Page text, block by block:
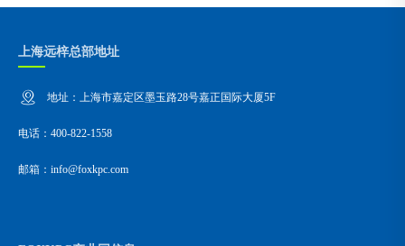
上海远梓总部地址
地址：上海市嘉定区墨玉路28号嘉正国际大厦5F
电话：400-822-1558
邮箱：info@foxkpc.com